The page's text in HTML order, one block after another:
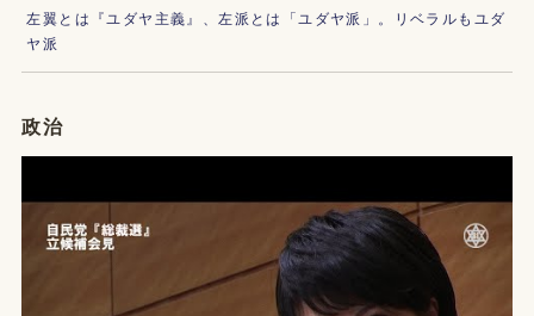
左翼とは『ユダヤ主義』、左派とは「ユダヤ派」。リベラルもユダ
ヤ派
政治